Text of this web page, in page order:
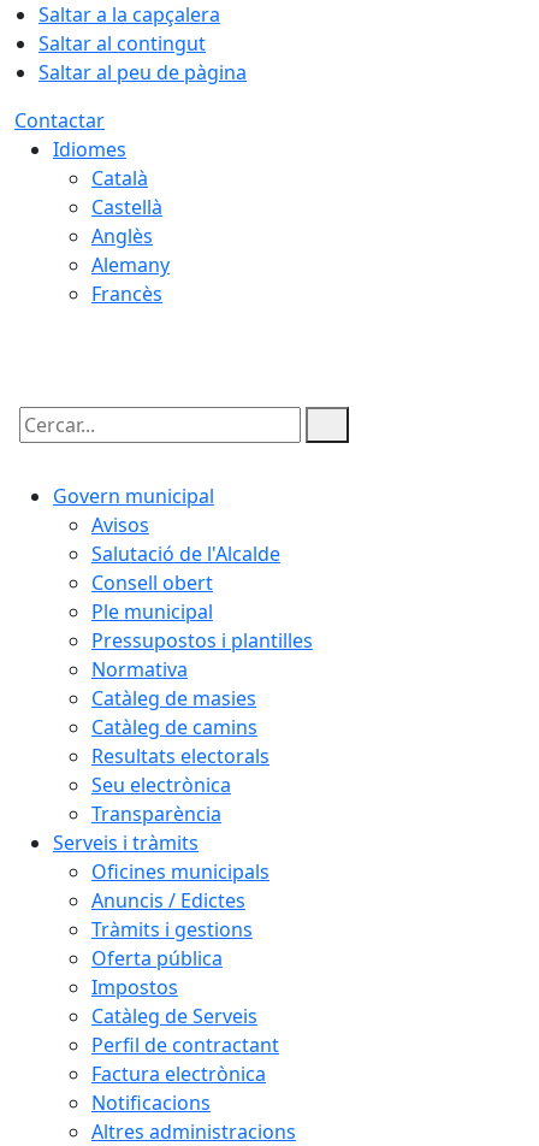
Saltar a la capçalera
Saltar al contingut
Saltar al peu de pàgina
Contactar
Idiomes
Català
Castellà
Anglès
Alemany
Francès
Cercar:
Govern municipal
Avisos
Salutació de l'Alcalde
Consell obert
Ple municipal
Pressupostos i plantilles
Normativa
Catàleg de masies
Catàleg de camins
Resultats electorals
Seu electrònica
Transparència
Serveis i tràmits
Oficines municipals
Anuncis / Edictes
Tràmits i gestions
Oferta pública
Impostos
Catàleg de Serveis
Perfil de contractant
Factura electrònica
Notificacions
Altres administracions